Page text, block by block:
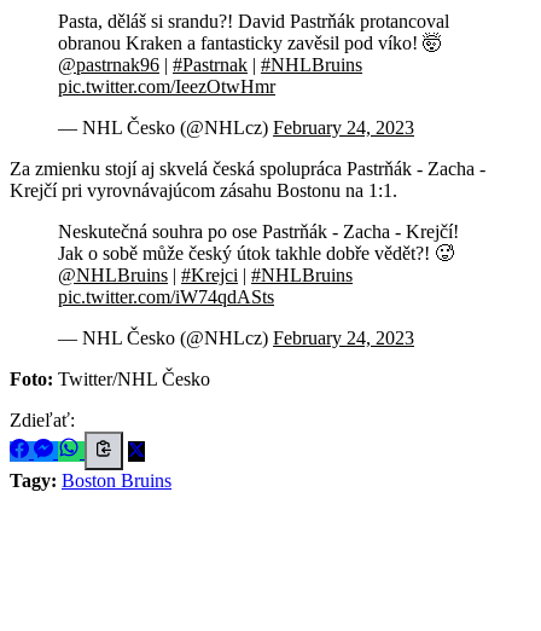
Pasta, děláš si srandu?! David Pastrňák protancoval
obranou Kraken a fantasticky zavěsil pod víko! 🤯
@pastrnak96 | #Pastrnak | #NHLBruins
pic.twitter.com/IeezOtwHmr
— NHL Česko (@NHLcz) February 24, 2023
Za zmienku stojí aj skvelá česká spolupráca Pastrňák - Zacha -
Krejčí pri vyrovnávajúcom zásahu Bostonu na 1:1.
Neskutečná souhra po ose Pastrňák - Zacha - Krejčí!
Jak o sobě může český útok takhle dobře vědět?! 🥵
@NHLBruins | #Krejci | #NHLBruins
pic.twitter.com/iW74qdASts
— NHL Česko (@NHLcz) February 24, 2023
Foto: Twitter/NHL Česko
Zdieľať:
Tagy: Boston Bruins